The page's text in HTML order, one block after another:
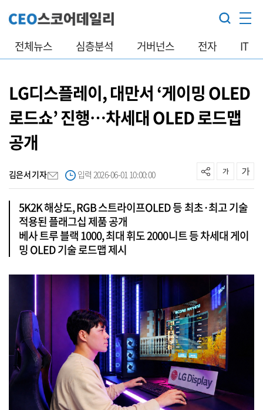
전체뉴스 심층분석 거버넌스 전자 IT
LG디스플레이, 대만서 ‘게이밍 OLED
로드쇼’ 진행…차세대 OLED 로드맵
공개
김은서 기자 입력 2026-06-01 10:00:00
5K2K 해상도, RGB 스트라이프OLED 등 최초·최고 기술
적용된 플래그십 제품 공개
베사 트루 블랙 1000, 최대 휘도 2000니트 등 차세대 게이
밍 OLED 기술 로드맵 제시